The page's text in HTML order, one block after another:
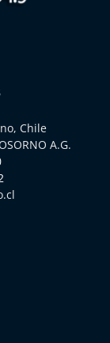
Chile
A.G.